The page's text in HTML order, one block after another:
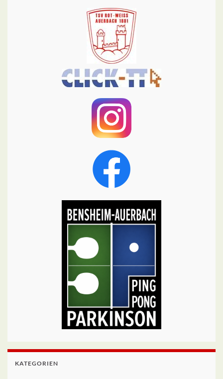
KATEGORIEN